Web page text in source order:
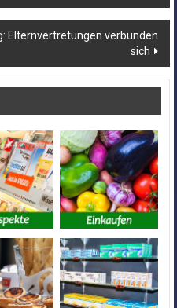
Elternvertretungen verbünden
sich